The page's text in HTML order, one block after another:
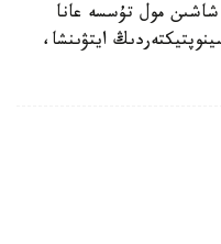
مول تۇسسە عانا
ايتۋىنشا،